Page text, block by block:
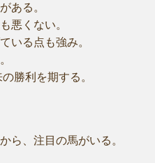
ある。
悪くない。
いる点も強み。
勝利を期する。
ら、注目の馬がいる。